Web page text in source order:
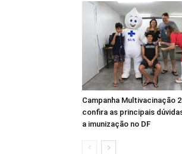
Campanha Multivacinação
confira as principais
a imunização no DF